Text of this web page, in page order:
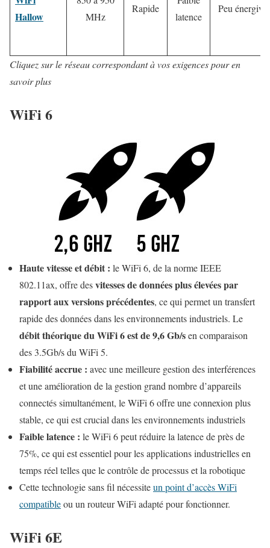
Hallow
MHz
Rapide
latence
Peu
Cliquez sur le réseau correspondant à vos exigences pour en
savoir plus
WiFi 6
Haute vitesse et débit : le WiFi 6, de la norme IEEE
802.11ax, offre desvitesses de données plus élevées par
rapport aux versions précédentes, ce qui permet un transfert
rapide des données dans les environnements industriels. Le
débit théorique du WiFi 6 est de 9,6 Gb/sen comparaison
des 3.5Gb/s du WiFi 5.
Fiabilité accrue : avec une meilleure gestion des interférences
et une amélioration de la gestion grand nombre d’appareils
connectés simultanément, le WiFi 6 offre une connexion plus
stable, ce qui est crucial dans les environnements industriels
Faible latence : le WiFi 6 peut réduire la latence de près de
75%, ce qui est essentiel pour les applications industrielles en
temps réel telles que le contrôle de processus et la robotique
Cette technologie sans fil nécessiteun point d’accès WiFi
compatibleou un routeur WiFi adapté pour fonctionner.
WiFi 6E